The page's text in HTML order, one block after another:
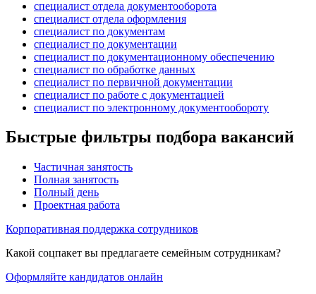
специалист отдела документооборота
специалист отдела оформления
специалист по документам
специалист по документации
специалист по документационному обеспечению
специалист по обработке данных
специалист по первичной документации
специалист по работе с документацией
специалист по электронному документообороту
Быстрые фильтры подбора вакансий
Частичная занятость
Полная занятость
Полный день
Проектная работа
Корпоративная поддержка сотрудников
Какой соцпакет вы предлагаете семейным сотрудникам?
Оформляйте кандидатов онлайн